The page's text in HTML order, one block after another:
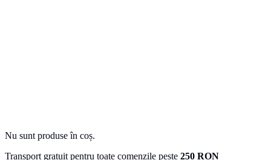
Nu sunt produse în coș.
Transport gratuit pentru toate comenzile peste 250 RON